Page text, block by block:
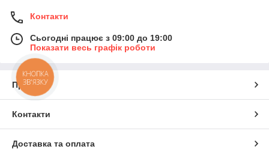
Контакти
Сьогодні працює з 09:00 до 19:00
Показати весь графік роботи
Про нас
Контакти
Доставка та оплата
КНОПКА
ЗВ'ЯЗКУ